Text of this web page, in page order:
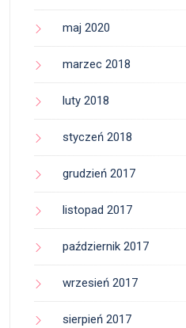
maj 2020
marzec 2018
luty 2018
styczeń 2018
grudzień 2017
listopad 2017
październik 2017
wrzesień 2017
sierpień 2017